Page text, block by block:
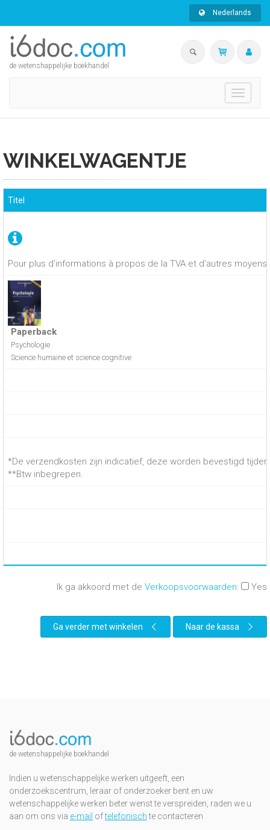
Nederlands
de wetenshappelijke boekhandel
Toggle
WINKELWAGENTJE
Pour plus d'informations à propos de la TVA et d'autres
Titel
Paperback
Psychologie
Science humaine et science cognitive
*De verzendkosten zijn indicatief, deze worden bevestigd
**Btw inbegrepen.
Ik ga akkoord met de Verkoopsvoorwaarden: Yes
Ga verder met winkelen Naar de kassa
de wetenshappelijke boekhandel
Indien u wetenschappelijke werken uitgeeft, een
onderzoekscentrum, leraar of onderzoeker bent en uw
wetenschappelijke werken beter wenst te verspreiden, raden we u
aan om ons via e-mail oftelefonischte contacteren